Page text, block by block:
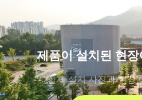
제품이 설치된 현
실제 설치 사진과 현장